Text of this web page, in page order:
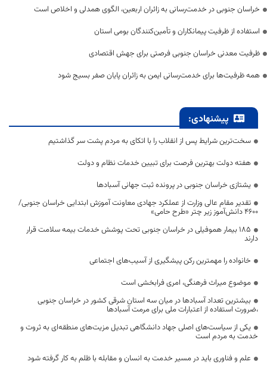
خراسان جنوبی در خدمت‌رسانی به زائران اربعین، الگوی همدلی و اخلاص است
استفاده از ظرفیت پیمانکاران و تأمین‌کنندگان بومی استان
ظرفیت معدنی خراسان جنوبی فرصتی برای جهش اقتصادی
همه ظرفیت‌ها برای خدمت‌رسانی ایمن به زائران پایان صفر بسیج شود
پیشنهادی:
سخت‌ترین شرایط پس از انقلاب را با اتکای به مردم پشت سر گذاشتیم
هفته دولت بهترین فرصت برای تبیین خدمات نظام و دولت
یشتازی خراسان جنوبی در پرونده ثبت جهانی آسبادها
تقدیر مقام عالی وزارت از عملکرد جهادی معاونت آموزش ابتدایی خراسان جنوبی/
۴۶۰۰ دانش‌آموز زیر چتر «طرح حامی»
۱۸۵ بیمار هموفیلی در خراسان جنوبی تحت پوشش خدمات بیمه سلامت قرار
دارند
خانواده را مهمترین رکن پیشگیری از آسیب‌های اجتماعی
موضوع میراث فرهنگی، امری فرابخشی است
بیشترین تعداد آسبادها در میان سه استان شرقی کشور در خراسان جنوبی
،ضرورت استفاده از اعتبارات ملی برای مرمت آسبادها
یکی از سیاست‌های اصلی جهاد دانشگاهی تبدیل مزیت‌های منطقه‌ای به ثروت و
خدمت به مردم است
علم و فناوری باید در مسیر خدمت به انسان و مقابله با ظلم به کار گرفته شود